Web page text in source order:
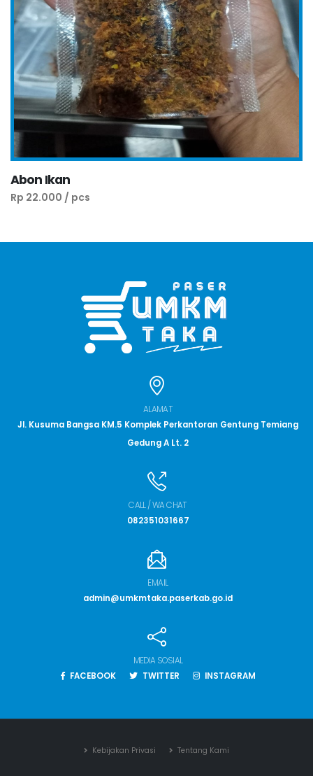
Abon Ikan
Rp 22.000 / pcs
ALAMAT
Jl. Kusuma Bangsa KM.5 Komplek Perkantoran Gentung Temiang
Gedung A Lt. 2
CALL / WA CHAT
082351031667
EMAIL
admin@umkmtaka.paserkab.go.id
MEDIA SOSIAL
FACEBOOK
TWITTER INSTAGRAM
Kebijakan Privasi Tentang Kami